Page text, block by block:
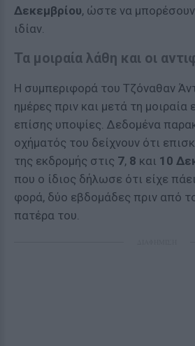
Δεκεμβρίου, ώστε να
ιδίαν.
Τα μοιραία λάθη και οι
Η συμπεριφορά του Τζόναθαν
ημέρες πριν και μετά τη μοιραία
επίσης υποψίες. Δεδομένα
οχήματός του δείχνουν ότι
της εκδρομής στις 7, 8 και 10
που ο ίδιος δήλωσε ότι είχε
φορά, δύο εβδομάδες πριν από
πατέρα του.